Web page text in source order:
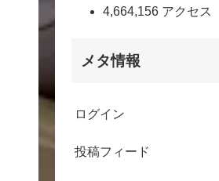
4,664,156 アクセス
メタ情報
ログイン
投稿フィード